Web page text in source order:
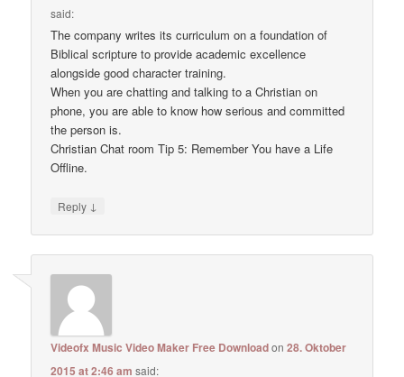
said:
The company writes its curriculum on a foundation of
Biblical scripture to provide academic excellence
alongside good character training.
When you are chatting and talking to a Christian on
phone, you are able to know how serious and committed
the person is.
Christian Chat room Tip 5: Remember You have a Life
Offline.
Reply ↓
Videofx Music Video Maker Free Downloadon28. Oktober
2015 at 2:46 am said: